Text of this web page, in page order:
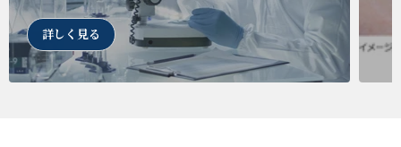
詳しく見る